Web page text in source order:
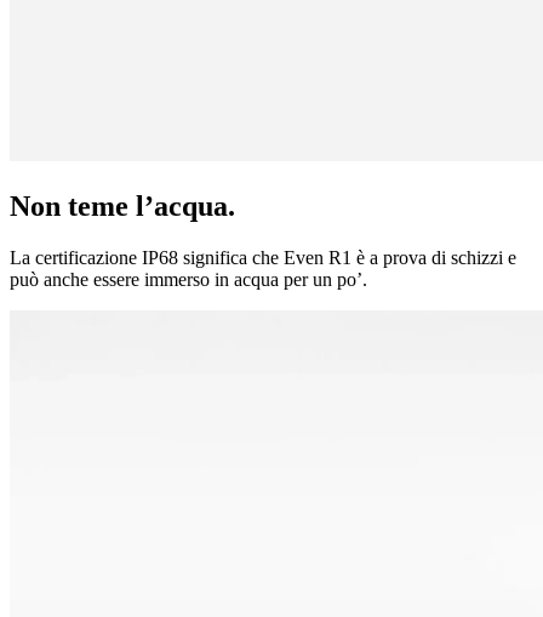
Non teme l’acqua.
La certificazione IP68 significa che Even R1 è a prova di schizzi e
può anche essere immerso in acqua per un po’.